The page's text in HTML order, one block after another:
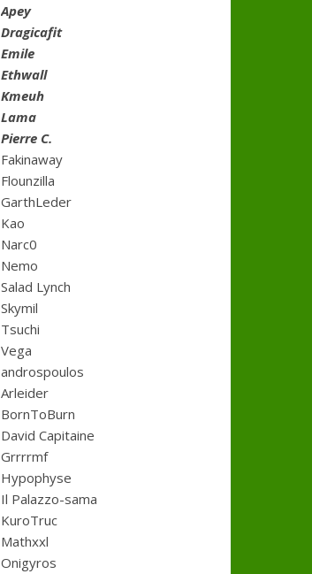
Apey
Dragicafit
Emile
Ethwall
Kmeuh
Lama
Pierre C.
Fakinaway
Flounzilla
GarthLeder
Kao
Narc0
Nemo
Salad Lynch
Skymil
Tsuchi
Vega
androspoulos
Arleider
BornToBurn
David Capitaine
Grrrrmf
Hypophyse
Il Palazzo-sama
KuroTruc
Mathxxl
Onigyros